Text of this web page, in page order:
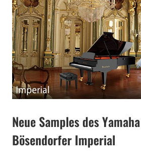
Neue Samples des
Bösendorfer Imperial